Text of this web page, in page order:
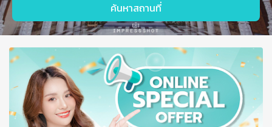
โต๊ะ
จีน
บุฟเฟ่ต์
ค้นหาสถานที่